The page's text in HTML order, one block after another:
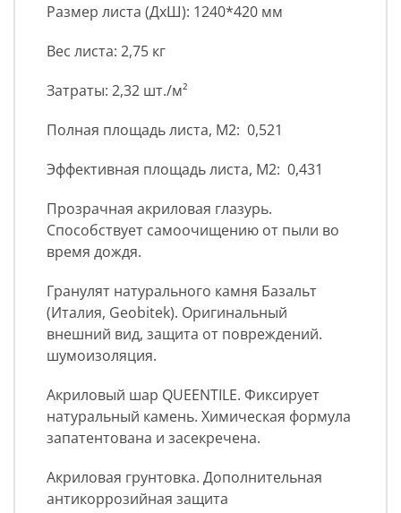
Размер листа (ДхШ): 1240*420 мм
Вес листа: 2,75 кг
Затраты: 2,32 шт./м²
Полная площадь листа, М2: 0,521
Эффективная площадь листа, М2: 0,431
Прозрачная акриловая глазурь.
Способствует самоочищению от пыли во
время дождя.
Гранулят натурального камня Базальт
(Италия, Geobitek). Оригинальный
внешний вид, защита от повреждений.
шумоизоляция.
Акриловый шар QUEENTILE. Фиксирует
натуральный камень. Химическая формула
запатентована и засекречена.
Акриловая грунтовка. Дополнительная
антикоррозийная защита